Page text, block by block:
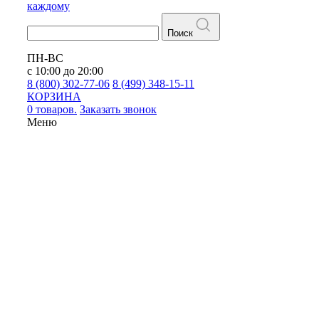
каждому
Поиск
ПН-ВС
с 10:00 до 20:00
8 (800) 302-77-06 8 (499) 348-15-11
КОРЗИНА
0 товаров. Заказать звонок
Меню